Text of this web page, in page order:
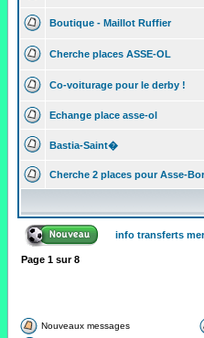
Boutique - Maillot Ruffier
Cherche places ASSE-OL
Co-voiturage pour le derby !
Echange place asse-ol
Bastia-Saint�
Cherche 2 places pour Asse-
info transferts
Page 1 sur8
Nouveaux messages